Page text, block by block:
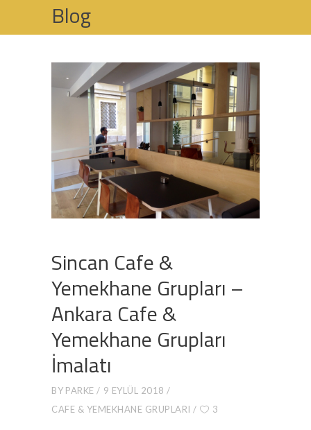
Blog
ANKARA CAFE & YEMEKHANE GRUPLARI
İMALATI
Sincan Cafe &
Yemekhane Grupları –
Ankara Cafe &
Yemekhane Grupları
İmalatı
BY PARKE
9 EYLÜL 2018
CAFE & YEMEKHANE GRUPLARI
3